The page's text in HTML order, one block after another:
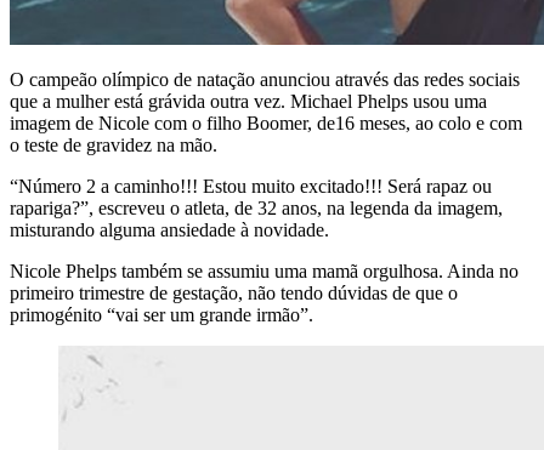
O campeão olímpico de natação anunciou através das redes sociais
que a mulher está grávida outra vez. Michael Phelps usou uma
imagem de Nicole com o filho Boomer, de16 meses, ao colo e com
o teste de gravidez na mão.
“Número 2 a caminho!!! Estou muito excitado!!! Será rapaz ou
rapariga?”, escreveu o atleta, de 32 anos, na legenda da imagem,
misturando alguma ansiedade à novidade.
Nicole Phelps também se assumiu uma mamã orgulhosa. Ainda no
primeiro trimestre de gestação, não tendo dúvidas de que o
primogénito “vai ser um grande irmão”.